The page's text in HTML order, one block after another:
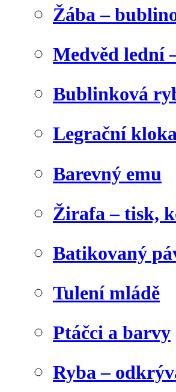
Žába –
Medvěd lední
Bublinková
Legrační
Barevný emu
Žirafa – tisk,
Batikovaný
Tulení mládě
Ptáčci a barvy
Ryba –